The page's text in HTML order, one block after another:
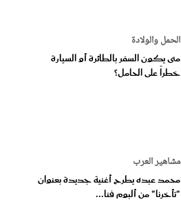
الحمل والولادة
متى يكون السفر بالطائرة أو السيارة
خطراً على الحامل؟
مشاهير العرب
محمد عبده يطرح أغنية جديدة بعنوان
"تأخرنا" من ألبوم فنا...